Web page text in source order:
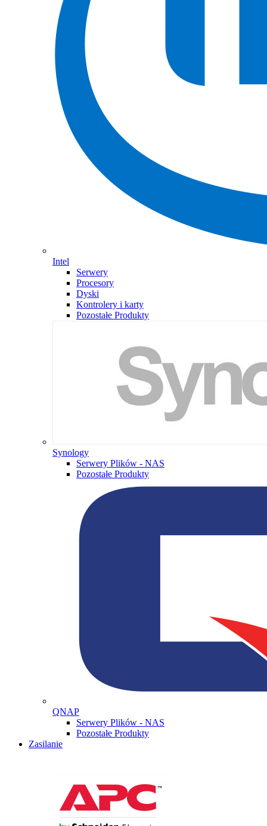
Intel
Serwery
Procesory
Dyski
Kontrolery i karty
Pozostałe Produkty
Synology
Serwery Plików - NAS
Pozostałe Produkty
QNAP
Serwery Plików - NAS
Pozostałe Produkty
Zasilanie